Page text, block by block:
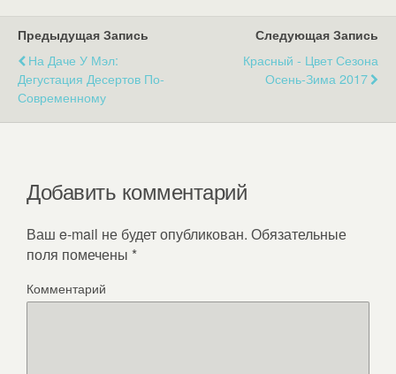
Предыдущая Запись
На Даче У Мэл:
Дегустация Десертов По-
Современному
Следующая Запись
Красный - Цвет Сезона
Осень-Зима 2017
Добавить комментарий
Ваш e-mail не будет опубликован. Обязательные
поля помечены *
Комментарий